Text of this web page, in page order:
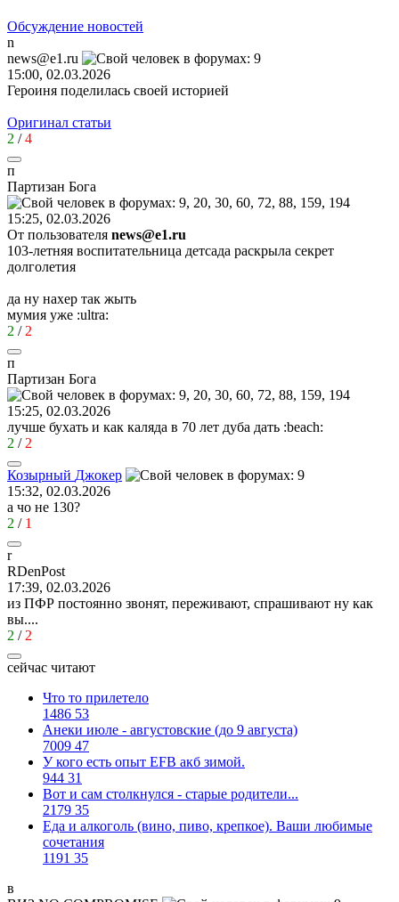
Обсуждение новостей
n
news@e1.ru
15:00, 02.03.2026
Героиня поделилась своей историей
Оригинал статьи
2 /4
п
Партизан Бога
15:25, 02.03.2026
От пользователя news@e1.ru
103-летняя воспитательница детсада раскрыла секрет
долголетия
да ну нахер так жыть
мумия уже :ultra:
2 / 2
п
Партизан Бога
15:25, 02.03.2026
лучше бухать и как каляда в 70 лет дуба дать :beach:
2 / 2
Козырный Джокер
15:32, 02.03.2026
а чо не 130?
2 / 1
r
RDenPost
17:39, 02.03.2026
из ПФР постоянно звонят, переживают, спрашивают ну как
вы....
2 / 2
сейчас читают
Что то прилетело
1486 53
Анеки июле - августовские (до 9 августа)
7009 47
У кого есть опыт EFB акб зимой.
944 31
Вот и сам столкнулся - старые родители...
2179 35
Еда и алкоголь (вино, пиво, крепкое). Ваши любимые
сочетания
1191 35
в